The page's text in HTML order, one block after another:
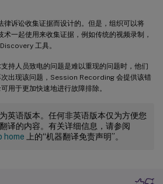
诉讼收集证据而设计的。但是，组织可以将
一起使用来收集证据，例如传统的视频录制，
工具。
持人员致电的问题是难以重现的问题时，他们
出现该问题，Session Recording 会提供该错
用于更加快速地进行故障排除。
英语版本。任何非英语版本仅为方便您
译的内容。有关详细信息，请参阅
home 上的“机器翻译免责声明”。